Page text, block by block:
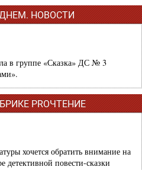
НОВОСТИ
в группе «Сказка» ДС № 3
PROЧТЕНИЕ
хочется обратить внимание на
повести-сказки